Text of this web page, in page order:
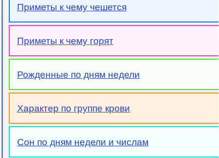
Приметы к чему чешется
Приметы к чему горят
Рожденные по дням недели
Характер по группе крови
Сон по дням недели и числам